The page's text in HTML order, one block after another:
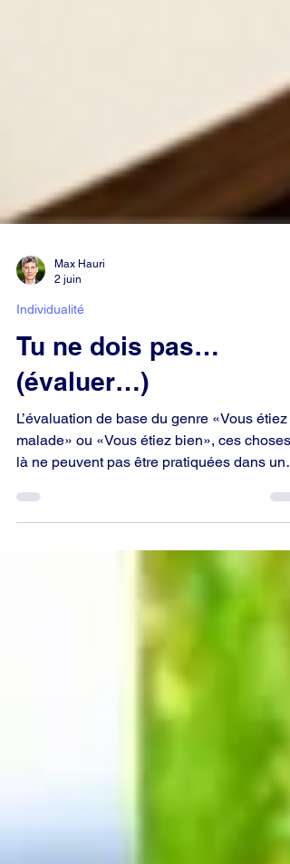
2 juin
Individualité
Tu ne dois pas…
(évaluer…)
L’évaluation de base du genre «Vous étiez
malade» ou «Vous étiez bien», ces choses-
là ne peuvent pas être pratiquées dans une
personne n’est pas votre pc. Cela ne
paralyse pas un scientologue dans toute
activité sociale. Quand c’est le cas, il se
trouve plutôt mal à l’aise.